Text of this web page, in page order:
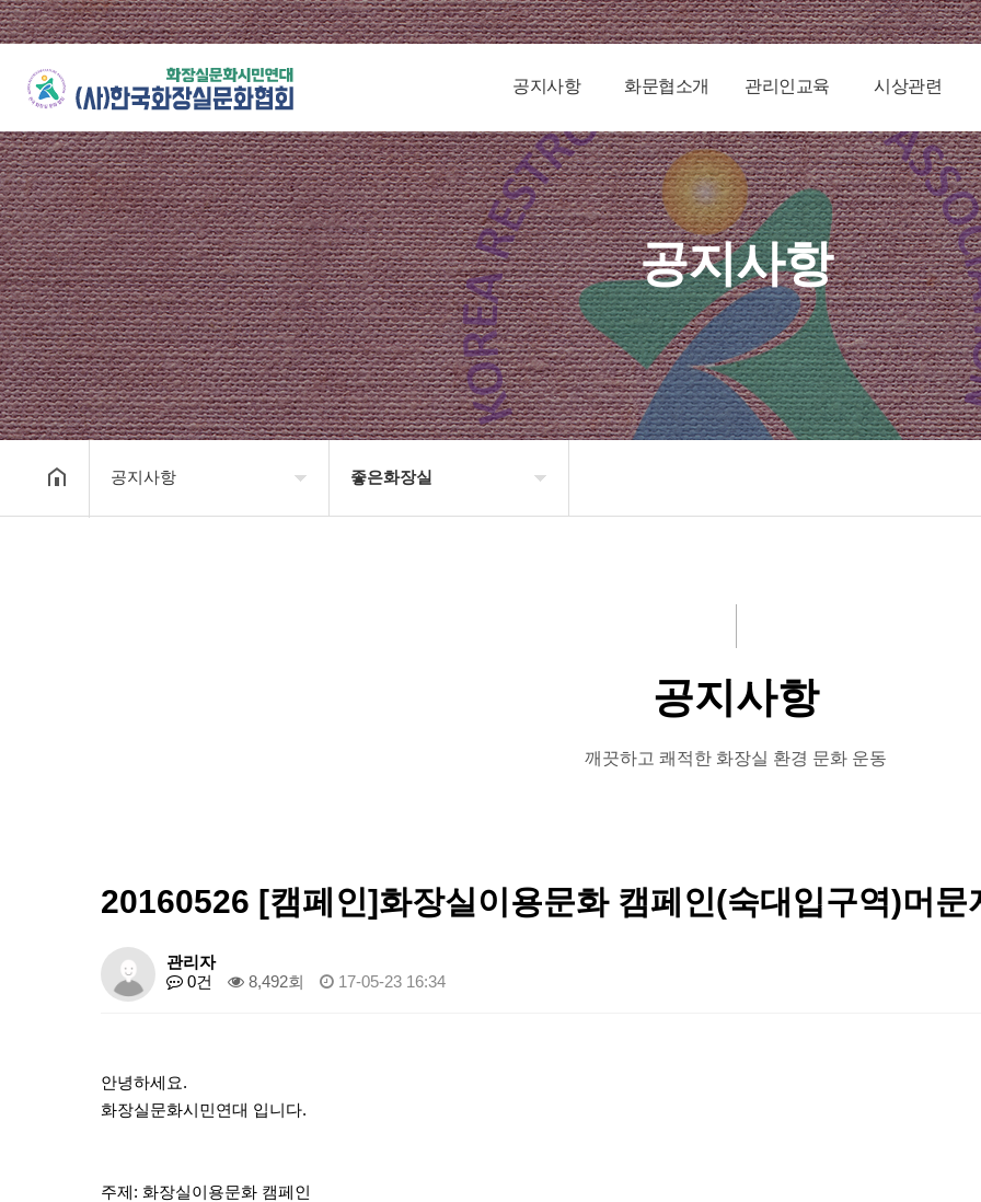
공지사항 화문협소개 관리인교육 시상관련
공지사항
공지사항 좋은화장실
공지사항
깨끗하고 쾌적한 화장실 환경 문화 운동
20160526 [캠페인]화장실이용문화 캠페인(숙대입구역)머문
관리자
0건
8,492회 17-05-23 16:34
안녕하세요.
화장실문화시민연대 입니다.
주제: 화장실이용문화 캠페인